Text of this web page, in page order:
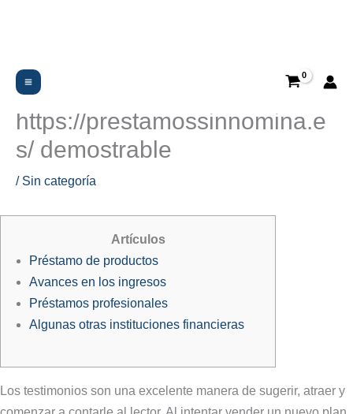
Cómo encontrar un préstamo
sin capital
https://prestamossinnomina.e
s/ demostrable
/ Sin categoría
Artículos
Préstamo de productos
Avances en los ingresos
Préstamos profesionales
Algunas otras instituciones financieras
Los testimonios son una excelente manera de sugerir, atraer y